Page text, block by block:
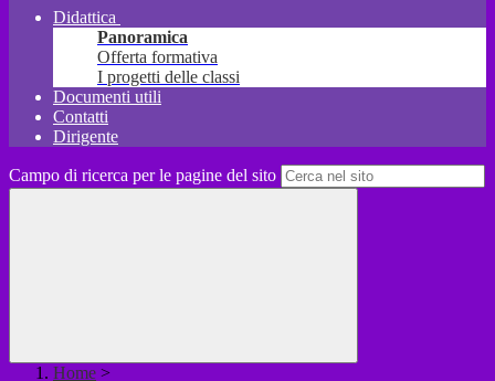
Didattica
Panoramica
Offerta formativa
I progetti delle classi
Documenti utili
Contatti
Dirigente
Campo di ricerca per le pagine del sito
Home >